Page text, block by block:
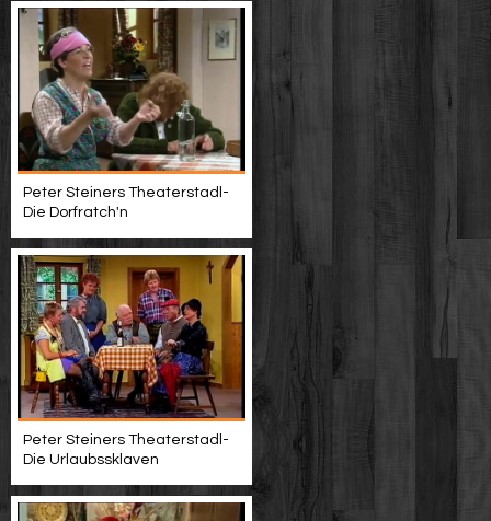
Peter Steiners Theaterstadl-
Die Dorfratch'n
Peter Steiners Theaterstadl-
Die Urlaubssklaven